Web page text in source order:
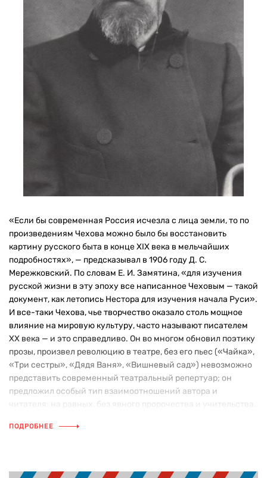
«Если бы современная Россия исчезла с лица земли, то по
произведениям Чехова можно было бы восстановить
картину русского быта в конце XIX века в мельчайших
подробностях», — предсказывал в 1906 году Д. С.
Мережковский. По словам Е. И. Замятина, «для изучения
русской жизни в эту эпоху все написанное Чеховым — такой
документ, как летопись Нестора для изучения начала Руси».
И все-таки Чехова, чье творчество оказало столь мощное
влияние на мировую культуру, часто называют писателем
ХХ века — и это справедливо. Он во многом обновил поэтику
прозы, произвел революцию в театре, без его пьес («Чайка»,
«Три сестры», «Дядя Ваня», «Вишневый сад») невозможно
представить современный театральный репертуар; он
предложил особый тип взаимоотношений автора и
читателя: на равных, без явного пророчества и учительства.
языках» перестала быть метафорой, и это тоже стало
видимо, в каких-то отношениях Чехов спорил с ХХ веком.
ПОДРОБНЕЕ